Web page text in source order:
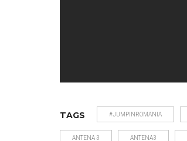
TAGS #JUMPINROMANIA
ANTENA 3 ANTENA3